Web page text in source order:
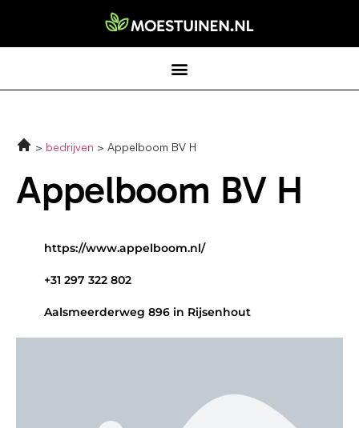
bedrijven Appelboom BV H
Appelboom BV H
https://www.appelboom.nl/
+31 297 322 802
Aalsmeerderweg 896 in Rijsenhout